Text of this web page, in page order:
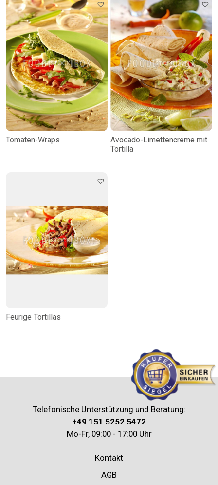
Tomaten-Wraps
Avocado-Limettencreme mit
Tortilla
Feurige Tortillas
Telefonische Unterstützung und Beratung:
+49 151 5252 5472
Mo-Fr, 09:00 - 17:00 Uhr
Kontakt
AGB